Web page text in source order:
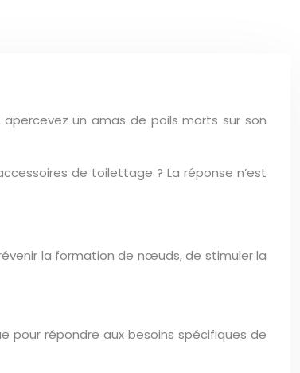
un amas de poils morts sur son
de toilettage ? La réponse n’est
la formation de nœuds, de stimuler la
pour répondre aux besoins spécifiques de